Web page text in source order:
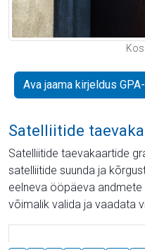
Ava jaama kirjeldus
Satelliitide
Satelliitide taevakaartide
satelliitide suunda ja
eelneva ööpäeva
võimalik valida ja vaadata